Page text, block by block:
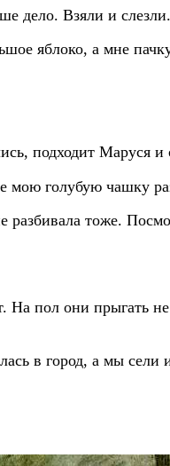
дело. Взяли и
яблоко, а мне
подходит Маруся и
мою голубую чашку
тоже.
пол они прыгать
в город, а мы сели